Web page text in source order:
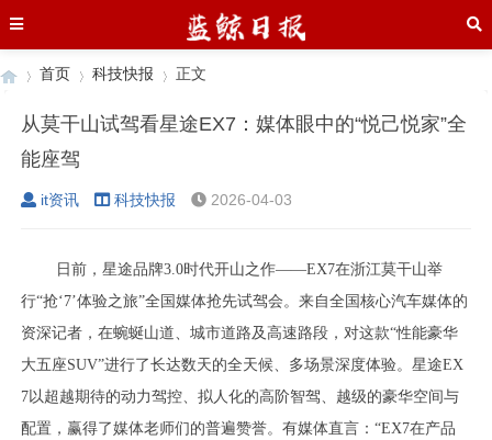
›
首页
›
科技快报 正文
从莫干山试驾看星途EX7：媒体眼中的“悦己悦家”全
能座驾
it资讯 科技快报 2026-04-03
日前，星途品牌3.0时代开山之作——EX7在浙江莫干山举
行“抢‘7’体验之旅”全国媒体抢先试驾会。来自全国核心汽车媒体的
资深记者，在蜿蜒山道、城市道路及高速路段，对这款“性能豪华
大五座SUV”进行了长达数天的全天候、多场景深度体验。星途EX
7以超越期待的动力驾控、拟人化的高阶智驾、越级的豪华空间与
配置，赢得了媒体老师们的普遍赞誉。有媒体直言：“EX7在产品